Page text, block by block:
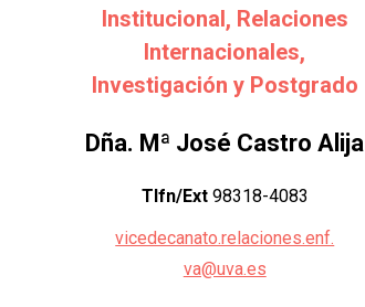
Institucional, Relaciones
Internacionales,
Investigación y Postgrado
Dña. Mª José Castro Alija
Tlfn/Ext98318-4083
vicedecanato.relaciones.enf.
va@uva.es